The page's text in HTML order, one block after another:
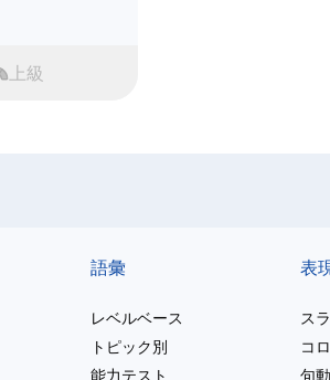
上級
語彙
レベルベース
トピック別
能力テスト
表
ス
コ
句